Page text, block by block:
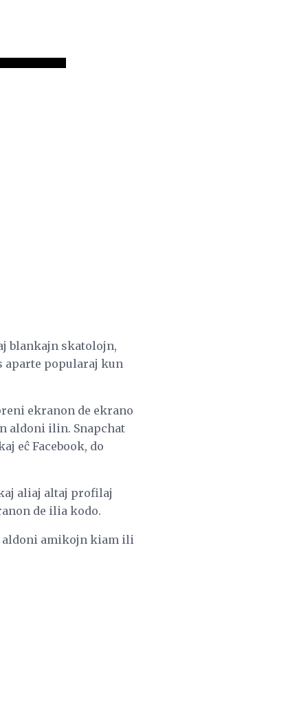
blankajn skatolojn,
aparte popularaj kun
ekranon de ekrano
aldoni ilin. Snapchat
eĉ Facebook, do
aliaj altaj profilaj
de ilia kodo.
aldoni amikojn kiam ili